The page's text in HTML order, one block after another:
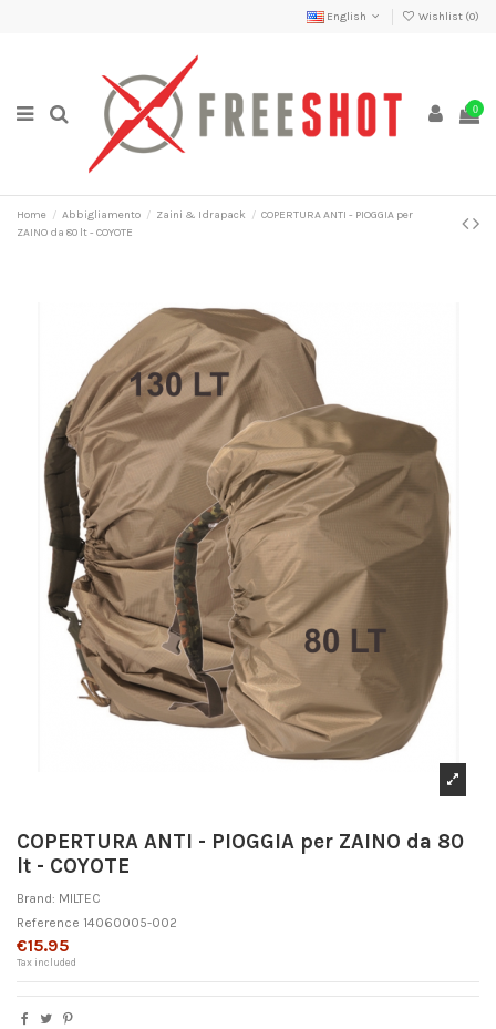
English Wishlist (0)
0
Home Abbigliamento Zaini & Idrapack
COPERTURA ANTI - PIOGGIA per
ZAINO da 80 lt - COYOTE
COPERTURA ANTI - PIOGGIA per ZAINO da 80
lt - COYOTE
Brand: MILTEC
Reference 14060005-002
€15.95
Tax included